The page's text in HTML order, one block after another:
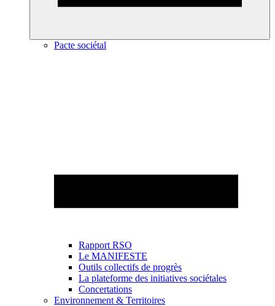
Pacte sociétal
Rapport RSO
Le MANIFESTE
Outils collectifs de progrès
La plateforme des initiatives sociétales
Concertations
Environnement & Territoires